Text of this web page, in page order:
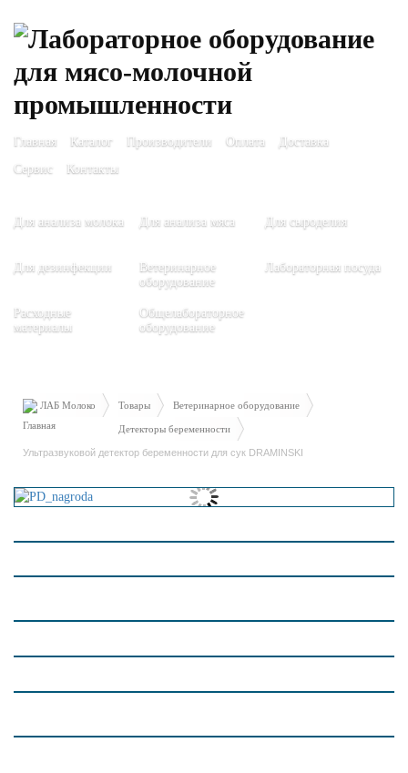
Главная Каталог Производители Оплата
Доставка
Сервис
Контакты
Для анализа молока Для анализа мяса Для сыроделия
Для дезинфекции
Ветеринарное
оборудование
Лабораторная посуда
Расходные
материалы
Общелабораторное
оборудование
ЛАБ Молоко Товары Ветеринарное оборудование
Детекторы беременности
Ультразвуковой детектор беременности для сук DRAMINSKI